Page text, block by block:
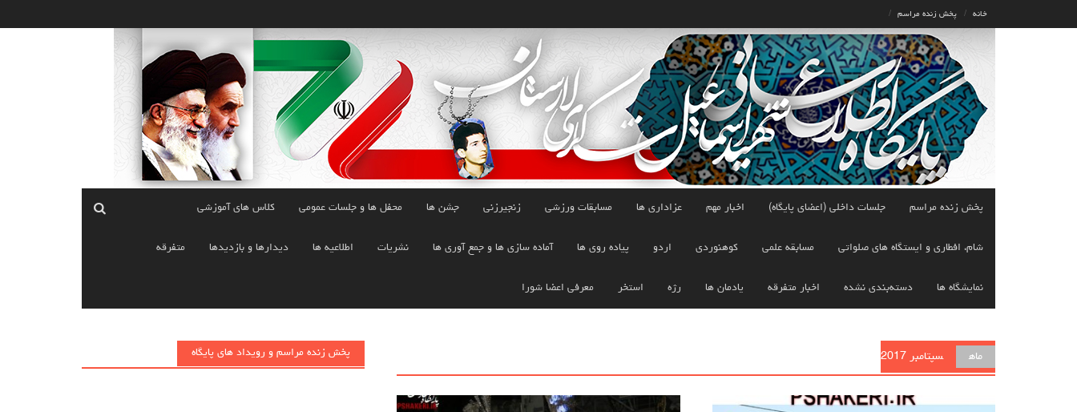
to
خانه پخش زنده مراسم
پخش زنده مراسم جلسات داخلی (اعضای پایگاه) اخبار مهم عزاداری ها مسابقات ورزشی زنجیرزنی جشن ها محفل ها و جلسات عمومی کلاس های آموزشی
شام، افطاری و ایستگاه های صلواتی مسابقه علمی کوهنوردی اردو پیاده روی ها آماده سازی ها و جمع آوری ها نشریات اطلاعیه ها دیدارها و بازدیدها متفرقه
نمایشگاه ها دسته‌بندی نشده اخبار متفرقه یادمان ها رژه استخر معرفی اعضا شورا
ماه سپتامبر 2017 پخش زنده مراسم و رویداد های پایگاه